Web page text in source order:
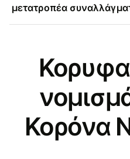
μετατροπέα
Κορόνα